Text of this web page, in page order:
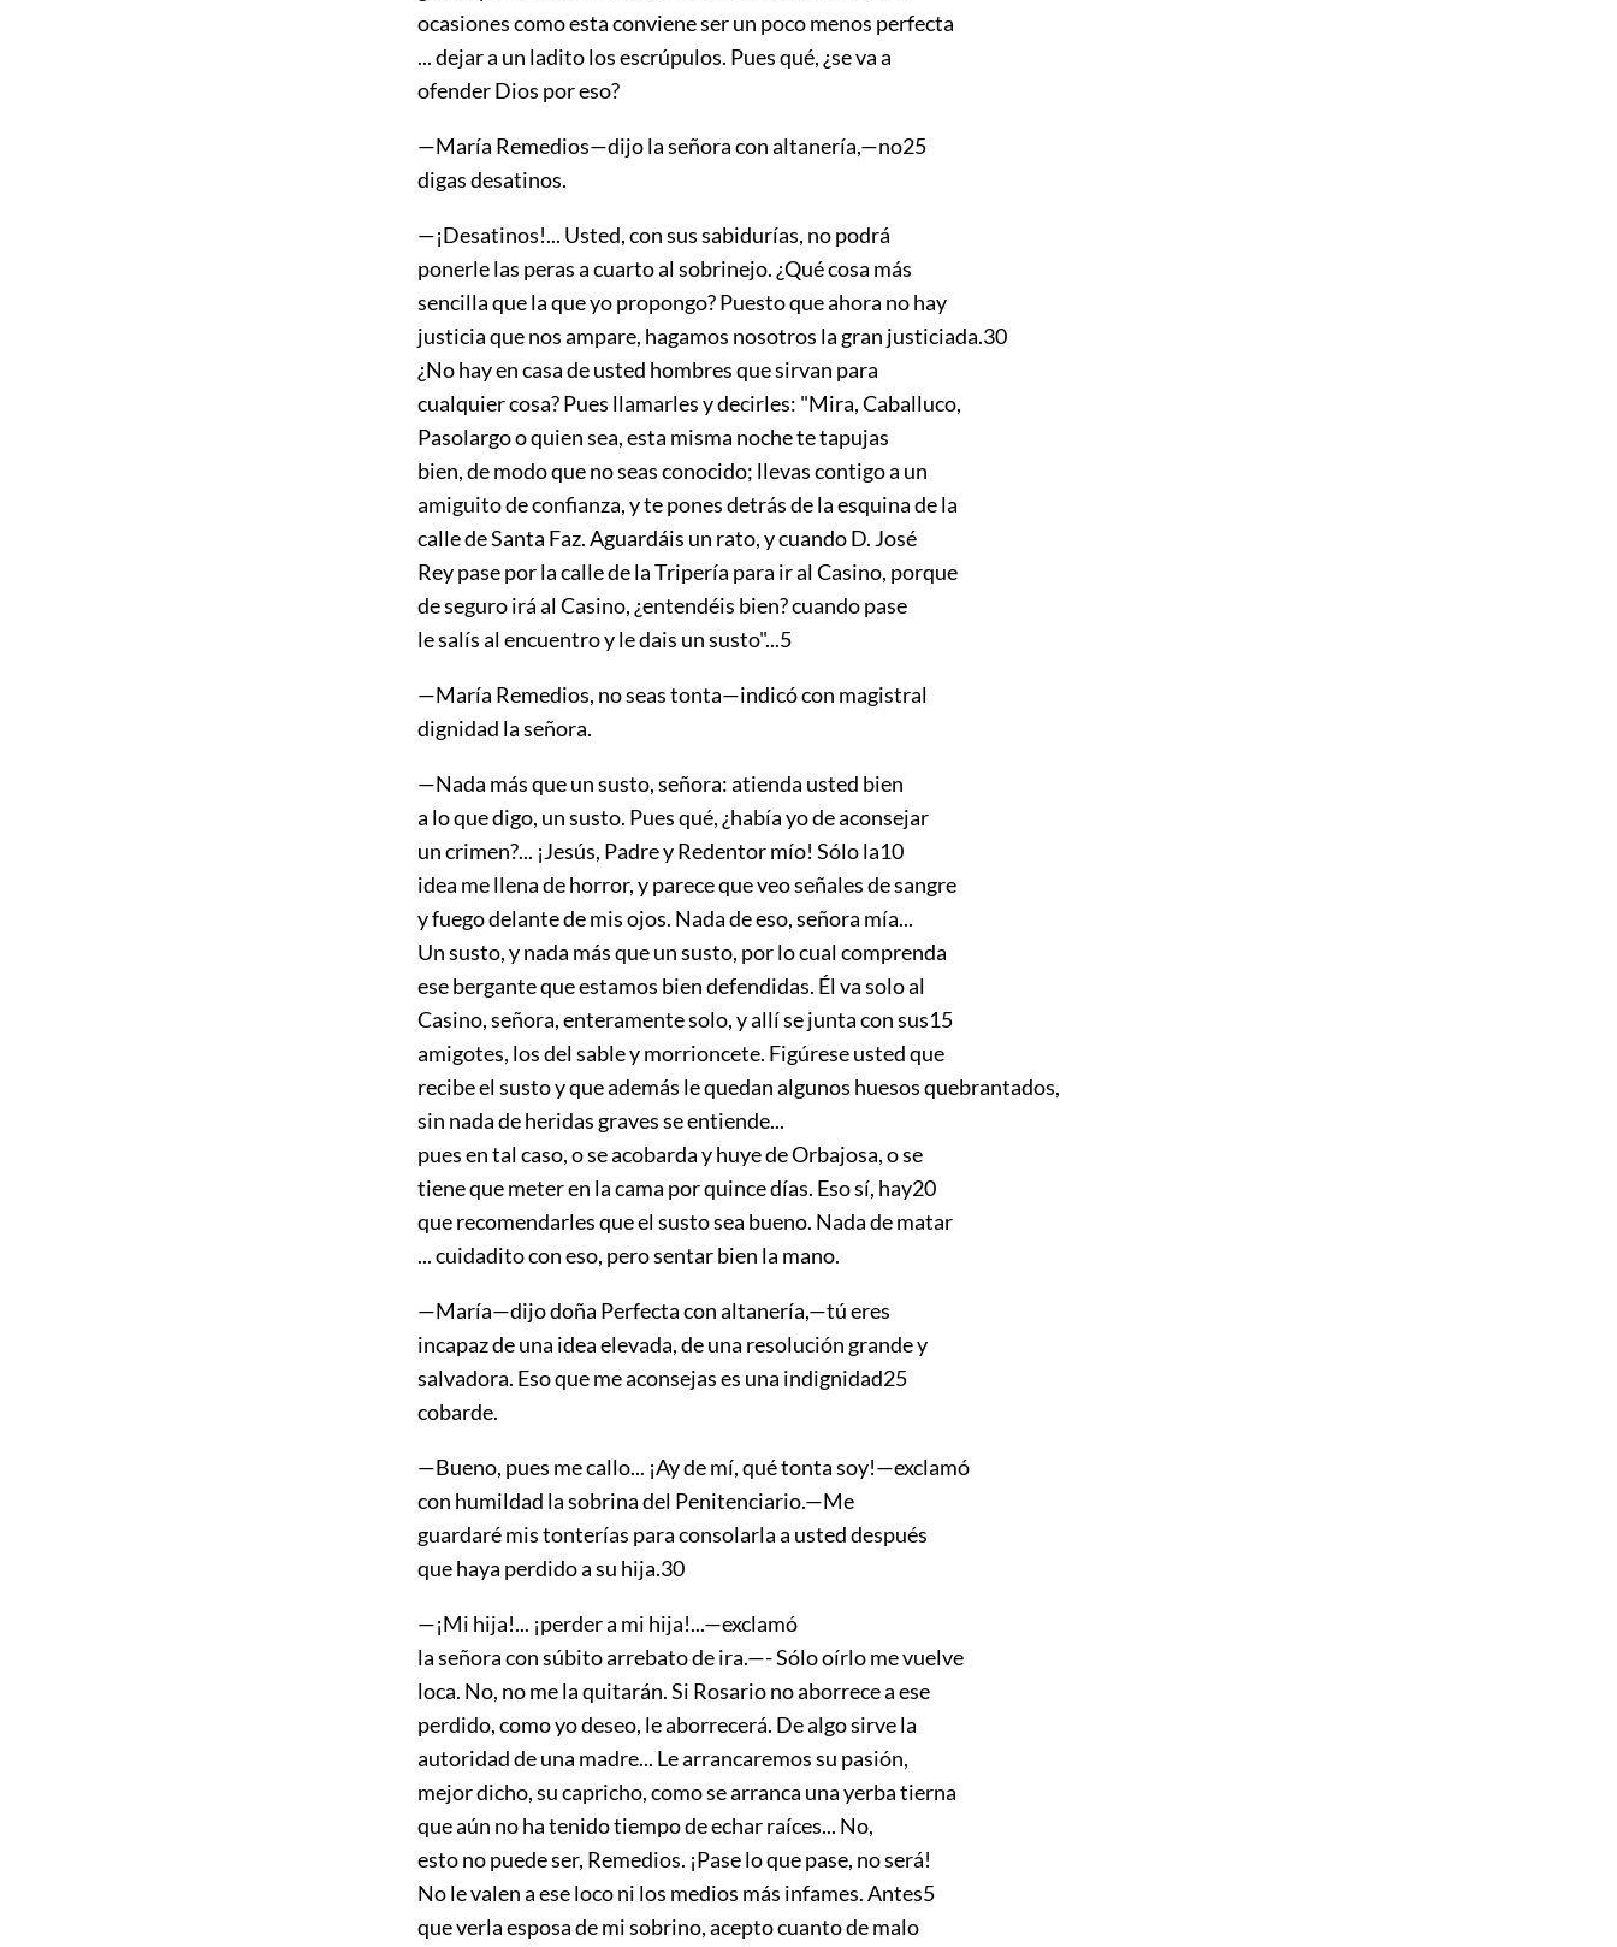
ocasiones como esta conviene ser un poco menos perfecta
... dejar a un ladito los escrúpulos. Pues qué, ¿se va a
ofender Dios por eso?
—María Remedios—dijo la señora con altanería,—no25
digas desatinos.
—¡Desatinos!... Usted, con sus sabidurías, no podrá
ponerle las peras a cuarto al sobrinejo. ¿Qué cosa más
sencilla que la que yo propongo? Puesto que ahora no hay
justicia que nos ampare, hagamos nosotros la gran justiciada.30
¿No hay en casa de usted hombres que sirvan para
cualquier cosa? Pues llamarles y decirles: "Mira, Caballuco,
Pasolargo o quien sea, esta misma noche te tapujas
bien, de modo que no seas conocido; llevas contigo a un
amiguito de confianza, y te pones detrás de la esquina de la
calle de Santa Faz. Aguardáis un rato, y cuando D. José
Rey pase por la calle de la Tripería para ir al Casino, porque
de seguro irá al Casino, ¿entendéis bien? cuando pase
le salís al encuentro y le dais un susto"...5
—María Remedios, no seas tonta—indicó con magistral
dignidad la señora.
—Nada más que un susto, señora: atienda usted bien
a lo que digo, un susto. Pues qué, ¿había yo de aconsejar
un crimen?... ¡Jesús, Padre y Redentor mío! Sólo la10
idea me llena de horror, y parece que veo señales de sangre
y fuego delante de mis ojos. Nada de eso, señora mía...
Un susto, y nada más que un susto, por lo cual comprenda
ese bergante que estamos bien defendidas. Él va solo al
Casino, señora, enteramente solo, y allí se junta con sus15
amigotes, los del sable y morrioncete. Figúrese usted que
recibe el susto y que además le quedan algunos huesos quebrantados,
sin nada de heridas graves se entiende...
pues en tal caso, o se acobarda y huye de Orbajosa, o se
tiene que meter en la cama por quince días. Eso sí, hay20
que recomendarles que el susto sea bueno. Nada de matar
... cuidadito con eso, pero sentar bien la mano.
—María—dijo doña Perfecta con altanería,—tú eres
incapaz de una idea elevada, de una resolución grande y
salvadora. Eso que me aconsejas es una indignidad25
cobarde.
—Bueno, pues me callo... ¡Ay de mí, qué tonta soy!—exclamó
con humildad la sobrina del Penitenciario.—Me
guardaré mis tonterías para consolarla a usted después
que haya perdido a su hija.30
—¡Mi hija!... ¡perder a mi hija!...—exclamó
la señora con súbito arrebato de ira.—- Sólo oírlo me vuelve
loca. No, no me la quitarán. Si Rosario no aborrece a ese
perdido, como yo deseo, le aborrecerá. De algo sirve la
autoridad de una madre... Le arrancaremos su pasión,
mejor dicho, su capricho, como se arranca una yerba tierna
que aún no ha tenido tiempo de echar raíces... No,
esto no puede ser, Remedios. ¡Pase lo que pase, no será!
No le valen a ese loco ni los medios más infames. Antes5
que verla esposa de mi sobrino, acepto cuanto de malo